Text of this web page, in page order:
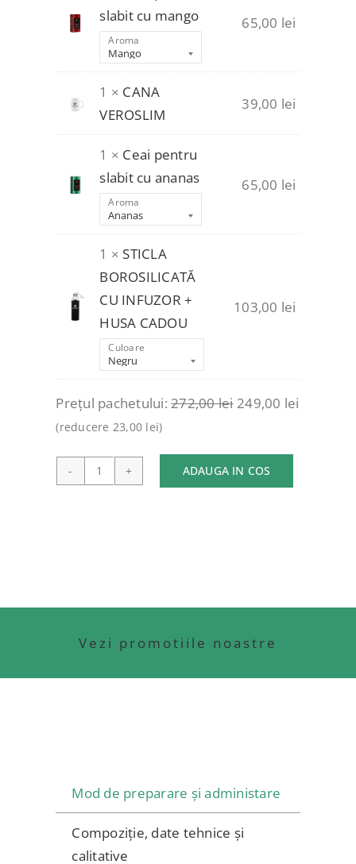
slabit cu mango
Aroma
65,00 lei
1 × CANA
VEROSLIM
39,00 lei
1 × Ceai pentru
slabit cu ananas
Aroma
65,00 lei
1 × STICLA
BOROSILICATĂ
CU INFUZOR +
HUSA CADOU
Culoare
103,00 lei
Prețul pachetului: 272,00lei 249,00 lei
(reducere 23,00 lei)
Cantitate
STICLA
ADAUGA IN COS
Vezi promotiile noastre
Mod de preparare și administare
Compoziție, date tehnice și
calitative